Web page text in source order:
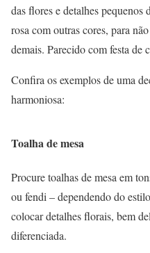
das flores e detalhes pequenos
rosa com outras cores, para
demais. Parecido com festa de
Confira os exemplos de uma
harmoniosa:
Toalha de mesa
Procure toalhas de mesa em
ou fendi – dependendo do
colocar detalhes florais, bem
diferenciada.